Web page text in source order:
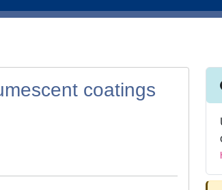
coatings